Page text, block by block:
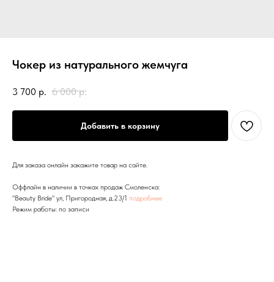
Чокер из натурального жемчуга
3 700 р. 6 000 р.
Добавить в корзину
Для заказа онлайн закажите товар на сайте.
Оффлайн в наличии в точках продаж Смоленска:
"Beauty Bride" ул, Пригородная, д.23/1 подробнее
Режим работы: по записи